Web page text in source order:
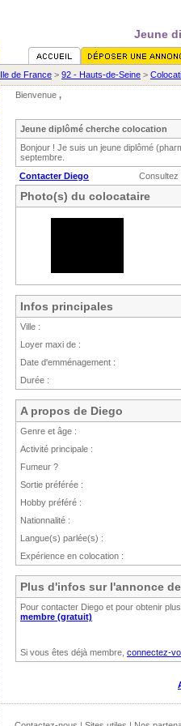
Jeune
Ile de France > 92 - Hauts-de-Seine >
Bienvenue ,
Jeune diplômé cherche colocation
Bonjour ! Je suis un jeune diplômé
septembre.
Contacter Diego
Consultez
Photo(s) du colocataire
Infos principales
Ville :
Loyer maxi de :
Date d'emménagement :
Durée :
A propos de Diego
Genre et âge :
Activité principale :
Fumeur ?
Sortie préférée :
Hobby préféré :
Nationnalité :
Langue(s) parlée(s) :
Expérience en colocation :
Plus d'infos sur l'annonce
Pour contacter Diego et pour obtenir
membre (gratuit)
Si vous êtes déjà membre, connectez-